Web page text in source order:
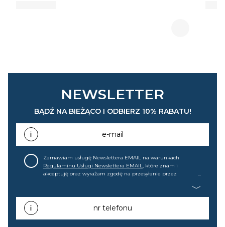
NEWSLETTER
BĄDŹ NA BIEŻĄCO I ODBIERZ 10% RABATU!
e-mail
Zamawiam usługę Newslettera EMAIL na warunkach
Regulaminu Usługi Newslettera EMAIL, które znam i
akceptuję oraz wyrażam zgodę na przesyłanie przez
promocjach, wyprzedażach). Wiem, że mogę tę zgodę w
każdej chwili cofnąć.nr telefonu